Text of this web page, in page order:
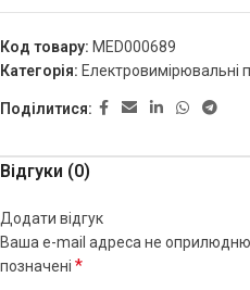
Код товару: MED000689
Категорія: Електровимірювальні
Поділитися:
Відгуки (0)
Додати відгук
Ваша e-mail адреса не
позначені *